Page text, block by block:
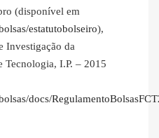
(disponível em
estatutobolseiro),
Investigação da
Tecnologia, I.P. – 2015
docs/